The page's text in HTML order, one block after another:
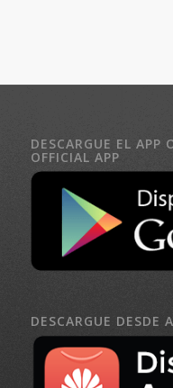
DESCARGUE EL APP
OFFICIAL APP
DESCARGUE DESDE